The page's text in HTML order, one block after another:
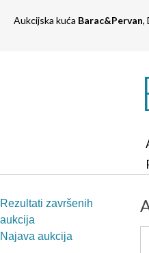
Aukcijska kuća Barac&Pervan,
Rezultati završenih
aukcija
Najava aukcija